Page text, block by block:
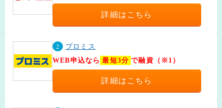
詳細はこちら
2
プロミス
WEB申込なら 最短3分 で融資（※1）
詳細はこちら